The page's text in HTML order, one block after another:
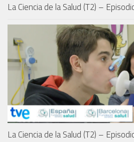
La Ciencia de la Salud (T2) –
La Ciencia de la Salud (T2) –